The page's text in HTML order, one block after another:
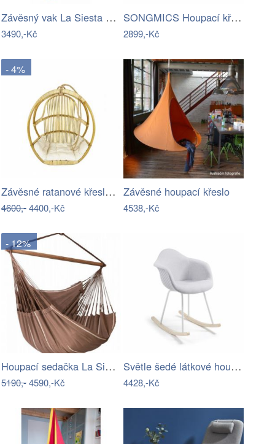
Závěsný vak La Siesta JOKI Outdoor - IN
3490,-Kč
SONGMICS Houpací křeslo Alex světle šedé
2899,-Kč
- 4%
Závěsné ratanové křeslo GOLDIE - světlý…
4600,-4400,-Kč
Závěsné houpací křeslo
4538,-Kč
- 12%
Houpací sedačka La Siesta HABANA - IN
5190,-4590,-Kč
Světle šedé látkové houpací křeslo Kave…
4428,-Kč